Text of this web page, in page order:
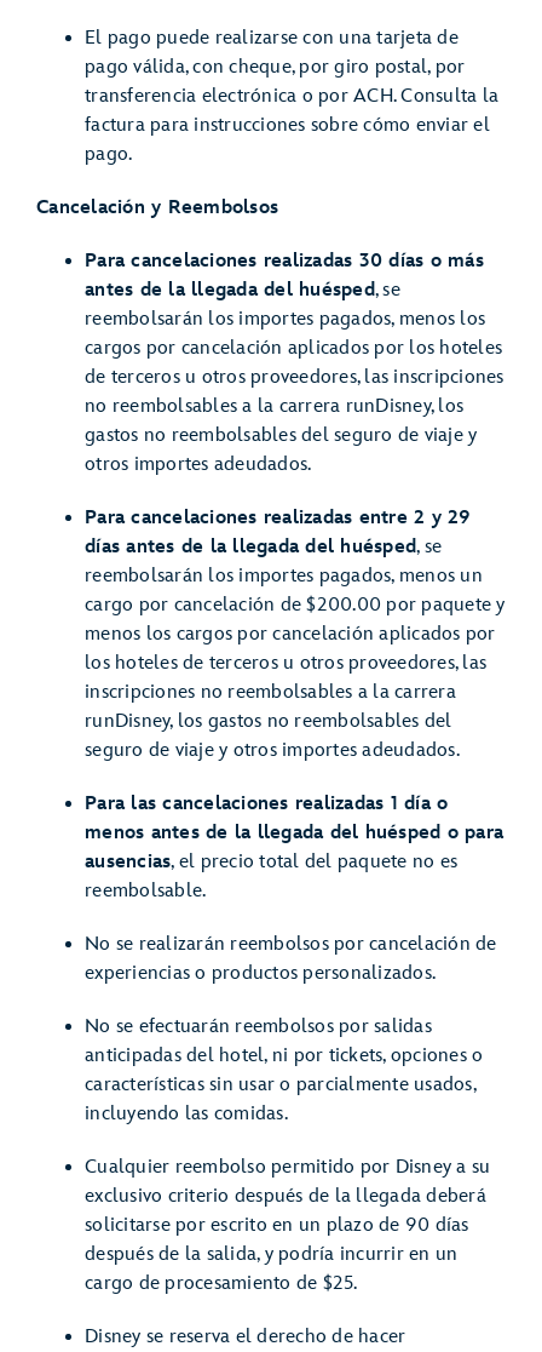
El pago puede realizarse con una tarjeta de
pago válida, con cheque, por giro postal, por
transferencia electrónica o por ACH. Consulta la
factura para instrucciones sobre cómo enviar el
pago.
Cancelación y Reembolsos
Para cancelaciones realizadas 30 días o más
antes de la llegada del huésped, se
reembolsarán los importes pagados, menos los
cargos por cancelación aplicados por los hoteles
de terceros u otros proveedores, las inscripciones
no reembolsables a la carrera runDisney, los
gastos no reembolsables del seguro de viaje y
otros importes adeudados.
Para cancelaciones realizadas entre 2 y 29
días antes de la llegada del huésped, se
reembolsarán los importes pagados, menos un
cargo por cancelación de $200.00 por paquete y
menos los cargos por cancelación aplicados por
los hoteles de terceros u otros proveedores, las
inscripciones no reembolsables a la carrera
runDisney, los gastos no reembolsables del
seguro de viaje y otros importes adeudados.
Para las cancelaciones realizadas 1 día o
menos antes de la llegada del huésped o para
ausencias, el precio total del paquete no es
reembolsable.
No se realizarán reembolsos por cancelación de
experiencias o productos personalizados.
No se efectuarán reembolsos por salidas
anticipadas del hotel, ni por tickets, opciones o
características sin usar o parcialmente usados,
incluyendo las comidas.
Cualquier reembolso permitido por Disney a su
exclusivo criterio después de la llegada deberá
solicitarse por escrito en un plazo de 90 días
después de la salida, y podría incurrir en un
cargo de procesamiento de $25.
Disney se reserva el derecho de hacer